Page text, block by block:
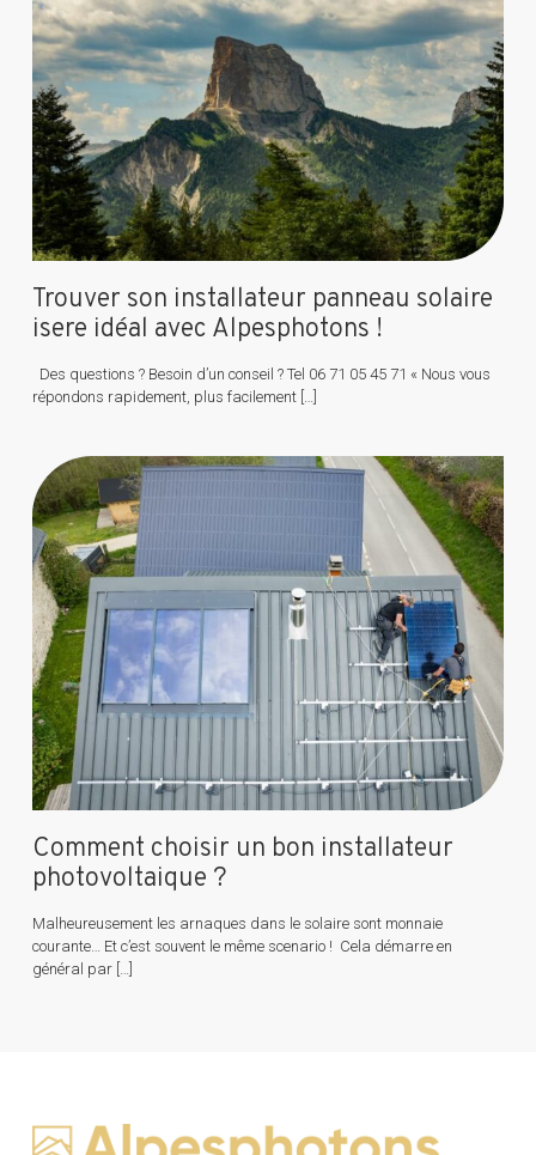
Trouver son installateur panneau solaire
isere idéal avec Alpesphotons !
Des questions ? Besoin d’un conseil ? Tel 06 71 05 45 71 « Nous vous
répondons rapidement, plus facilement […]
Comment choisir un bon installateur
photovoltaique ?
Malheureusement les arnaques dans le solaire sont monnaie
courante… Et c’est souvent le même scenario ! Cela démarre en
général par […]